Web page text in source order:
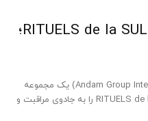
هنر زیبایی با برند RITUELS de la SULTANE؛
شرکت گروه بین‌المللی آندام (Andam Group International) یک مجموعه
نوآور است که برند لوکس RITUELS de la SULTANE را به جادوی مراقبت و